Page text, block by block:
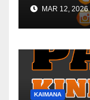
MAR 12, 2026
KAIMANA